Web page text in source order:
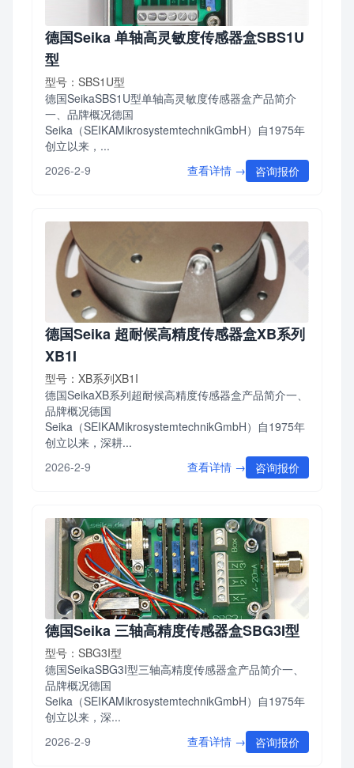
德国Seika 单轴高灵敏度传感器盒SBS1U
型
型号：SBS1U型
德国SeikaSBS1U型单轴高灵敏度传感器盒产品简介
一、品牌概况德国
Seika（SEIKAMikrosystemtechnikGmbH）自1975年
创立以来，...
2026-2-9
查看详情 → 咨询报价
德国Seika 超耐候高精度传感器盒XB系列
XB1I
型号：XB系列XB1I
德国SeikaXB系列超耐候高精度传感器盒产品简介一、
品牌概况德国
Seika（SEIKAMikrosystemtechnikGmbH）自1975年
创立以来，深耕...
2026-2-9
查看详情 → 咨询报价
德国Seika 三轴高精度传感器盒SBG3I型
型号：SBG3I型
德国SeikaSBG3I型三轴高精度传感器盒产品简介一、
品牌概况德国
Seika（SEIKAMikrosystemtechnikGmbH）自1975年
创立以来，深...
2026-2-9
查看详情 → 咨询报价